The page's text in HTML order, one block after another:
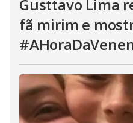
Gusttavo Lima
fã mirim e